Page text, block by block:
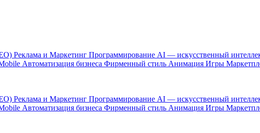
Реклама и Маркетинг Программирование AI — искусственный
Автоматизация бизнеса Фирменный стиль Анимация Игры
Реклама и Маркетинг Программирование AI — искусственный
Автоматизация бизнеса Фирменный стиль Анимация Игры